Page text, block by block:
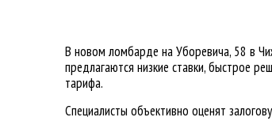
В новом ломбарде на Уборевича, 58 в
предлагаются низкие ставки, быстрое
тарифа.
Специалисты объективно оценят